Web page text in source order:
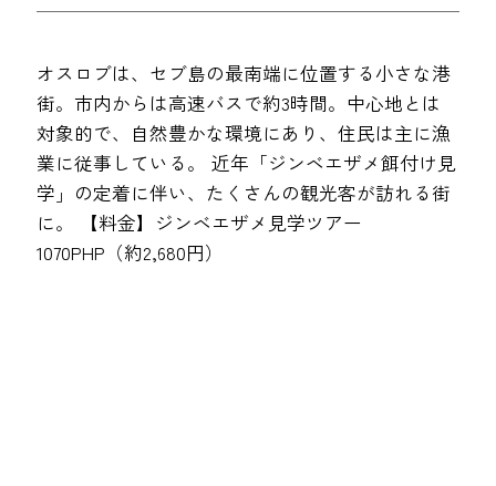
オスロブは、セブ島の最南端に位置する小さな港
街。市内からは高速バスで約3時間。中心地とは
対象的で、自然豊かな環境にあり、住民は主に漁
業に従事している。 近年「ジンベエザメ餌付け見
学」の定着に伴い、たくさんの観光客が訪れる街
に。 【料金】ジンベエザメ見学ツアー
1070PHP（約2,680円）